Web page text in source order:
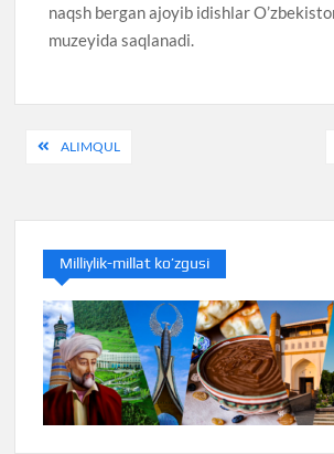
naqsh bergan ajoyib idishlar
muzeyida saqlanadi.
PostALIMQUL
Milliylik-millat ko’zgusi